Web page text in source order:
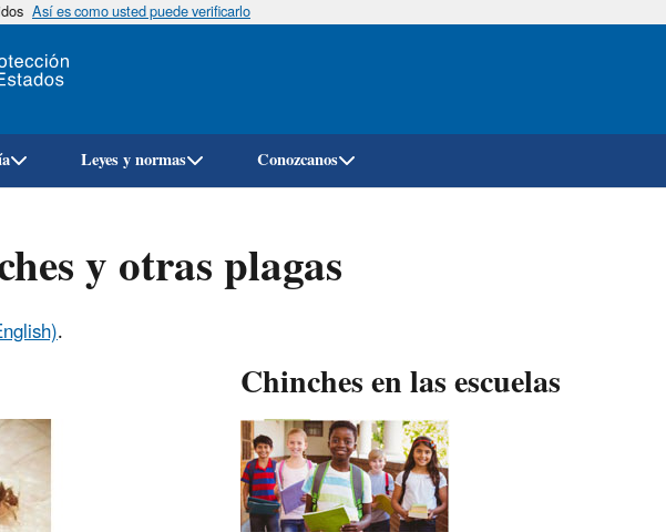
Pasar
Así es como usted puede verificarlo
Leyes y normas Conozcanos
y otras plagas
.
Chinches en las escuelas